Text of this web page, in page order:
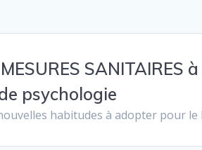
psychologie
habitudes à adopter pour